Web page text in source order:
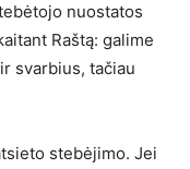
nuostatos
Raštą: galime
svarbius, tačiau
stebėjimo. Jei